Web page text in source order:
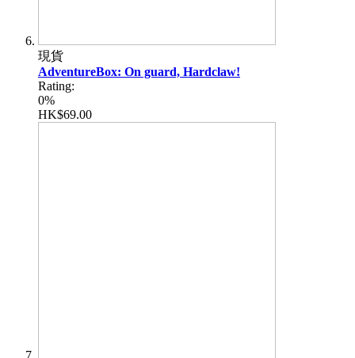
現貨
AdventureBox: On guard, Hardclaw!
Rating:
0%
HK$69.00